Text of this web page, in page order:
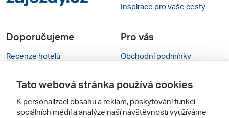
Inspirace pro vaše cesty
Doporučujeme
Recenze hotelů
Zájazdy.sk
Pro vás
Obchodní podmínky
Verze webu pro PC
Tato webová stránka používá cookies
K personalizaci obsahu a reklam, poskytování funkcí
sociálních médií a analýze naší návštěvnosti využíváme